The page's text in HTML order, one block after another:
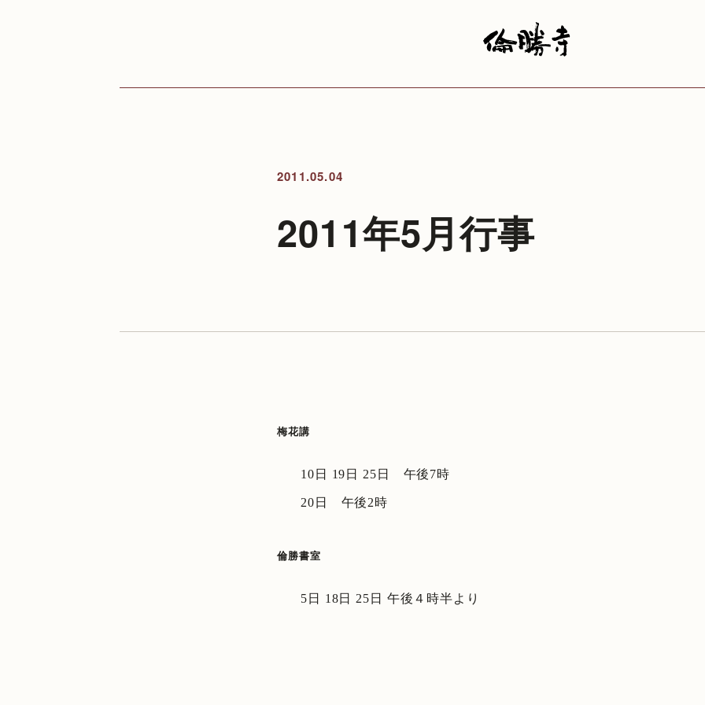
2011.05.04
2011年5月行事
梅花講
10日 19日 25日 午後7時
20日 午後2時
倫勝書室
5日 18日 25日 午後４時半より